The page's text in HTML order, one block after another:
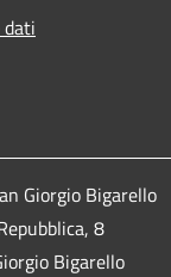
dati
Giorgio Bigarello
8
Bigarello